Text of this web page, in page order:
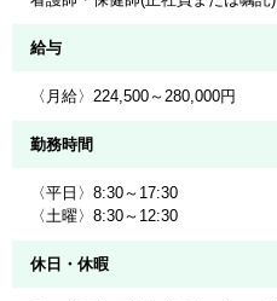
給与
〈月給〉224,500～280,000円
勤務時間
〈平日〉8:30～17:30
〈土曜〉8:30～12:30
休日・休暇